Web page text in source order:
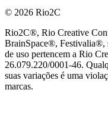
© 2026 Rio2C
Rio2C®, Rio Creative
BrainSpace®, Festivalia®,
de uso pertencem a Rio
26.079.220/0001-46.
suas variações é uma
marcas.